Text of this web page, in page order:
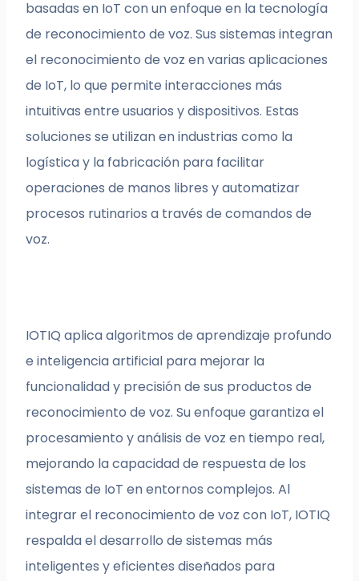
basadas en IoT con un enfoque en la tecnología
de reconocimiento de voz. Sus sistemas integran
el reconocimiento de voz en varias aplicaciones
de IoT, lo que permite interacciones más
intuitivas entre usuarios y dispositivos. Estas
soluciones se utilizan en industrias como la
logística y la fabricación para facilitar
operaciones de manos libres y automatizar
procesos rutinarios a través de comandos de
voz.
IOTIQ aplica algoritmos de aprendizaje profundo
e inteligencia artificial para mejorar la
funcionalidad y precisión de sus productos de
reconocimiento de voz. Su enfoque garantiza el
procesamiento y análisis de voz en tiempo real,
mejorando la capacidad de respuesta de los
sistemas de IoT en entornos complejos. Al
integrar el reconocimiento de voz con IoT, IOTIQ
respalda el desarrollo de sistemas más
inteligentes y eficientes diseñados para